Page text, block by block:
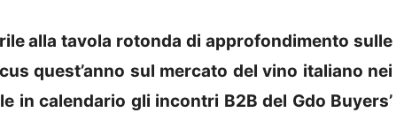
alla tavola rotonda di approfondimento sulle
quest’anno sul mercato del vino italiano nei
in calendario gli incontri B2B del Gdo Buyers’